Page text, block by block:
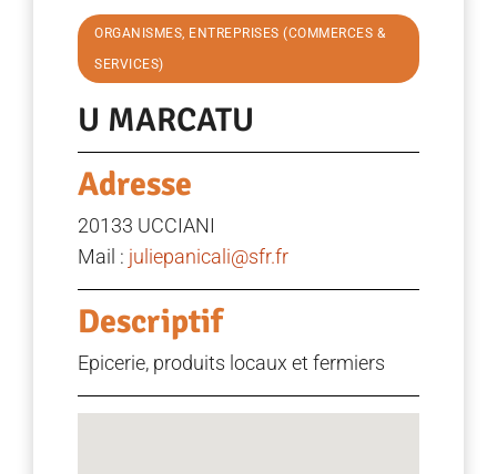
ORGANISMES, ENTREPRISES (COMMERCES &
SERVICES)
U MARCATU
Adresse
20133 UCCIANI
Mail : juliepanicali@sfr.fr
Descriptif
Epicerie, produits locaux et fermiers